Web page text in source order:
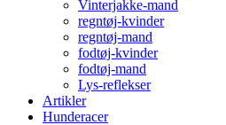
Vinterjakke-mand
regntøj-kvinder
regntøj-mand
fodtøj-kvinder
fodtøj-mand
Lys-reflekser
Artikler
Hunderacer